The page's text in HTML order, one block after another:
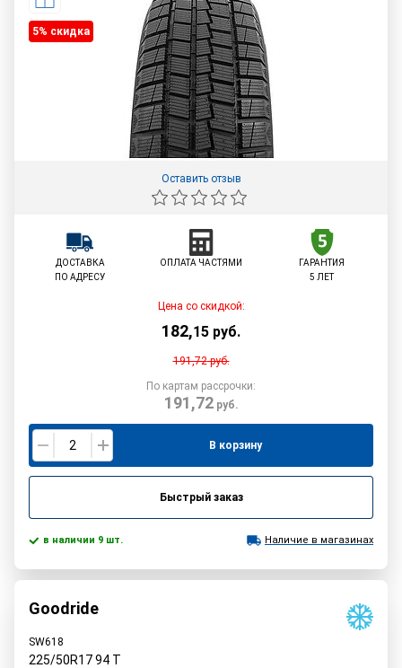
5% cкидка
Оставить отзыв
ДОСТАВКА
ПО АДРЕСУ
ОПЛАТА ЧАСТЯМИ
ГАРАНТИЯ
5 ЛЕТ
Цена со скидкой:
182,15 руб.
191,72руб.
По картам рассрочки:
191,72руб.
В корзину
Быстрый заказ
в наличии 9 шт. Наличие в магазинах
Goodride
SW618
225/50R1794 T